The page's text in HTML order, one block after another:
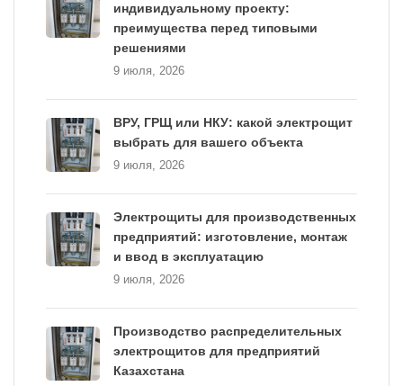
индивидуальному проекту:
преимущества перед типовыми
решениями
9 июля, 2026
ВРУ, ГРЩ или НКУ: какой электрощит
выбрать для вашего объекта
9 июля, 2026
Электрощиты для производственных
предприятий: изготовление, монтаж
и ввод в эксплуатацию
9 июля, 2026
Производство распределительных
электрощитов для предприятий
Казахстана